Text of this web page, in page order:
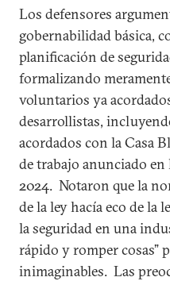
Los defensores
gobernabilidad básica,
planificación de
formalizando
voluntarios ya
desarrollistas,
acordados con la Casa
de trabajo anunciado en
2024. Notaron que la
de la ley hacía eco de la
la seguridad en una
rápido y romper cosas”
inimaginables. Las